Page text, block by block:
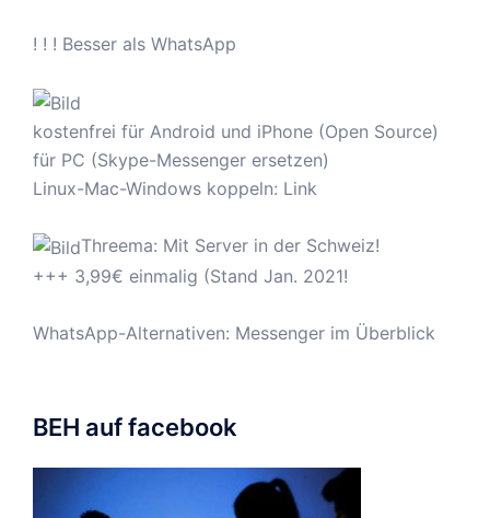
! ! ! Besser als WhatsApp
kostenfrei für Android und iPhone (Open Source)
für PC (Skype-Messenger ersetzen)
Linux-Mac-Windows koppeln: Link
Threema: Mit Server in der Schweiz!
+++ 3,99€ einmalig (Stand Jan. 2021!
WhatsApp-Alternativen: Messenger im Überblick
BEH auf facebook